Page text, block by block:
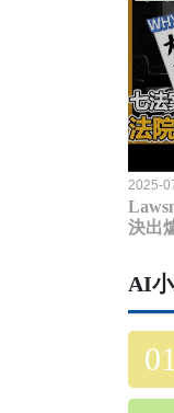
2025-
決出
AI